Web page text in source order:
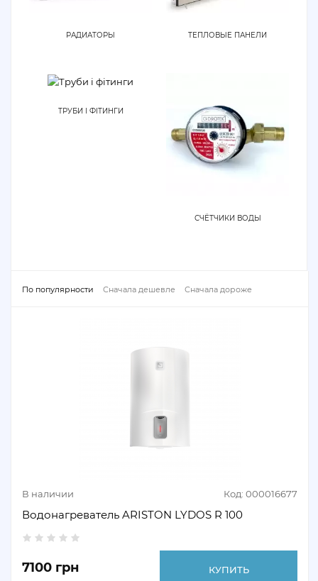
РАДИАТОРЫ ТЕПЛОВЫЕ ПАНЕЛИ
ТРУБИ І ФІТИНГИ
СЧЁТЧИКИ ВОДЫ
По популярности Сначала дешевле Сначала дороже
В наличии Код: 000016677
Водонагреватель ARISTON LYDOS R 100
7100 грн КУПИТЬ